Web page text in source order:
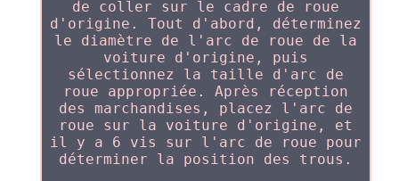
de coller sur le cadre de roue
d'origine. Tout d'abord, déterminez
le diamètre de l'arc de roue de la
voiture d'origine, puis
sélectionnez la taille d'arc de
roue appropriée. Après réception
des marchandises, placez l'arc de
roue sur la voiture d'origine, et
il y a 6 vis sur l'arc de roue pour
déterminer la position des trous.